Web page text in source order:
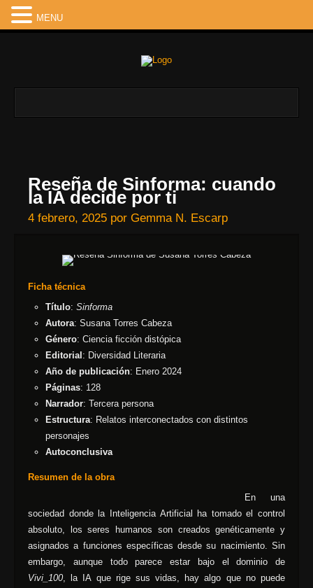
Reseña de Sinforma: cuando
la IA decide por ti
4 febrero, 2025 por Gemma N. Escarp
Ficha técnica
Título: Sinforma
Autora: Susana Torres Cabeza
Género: Ciencia ficción distópica
Editorial : Diversidad Literaria
Año de publicación: Enero 2024
Páginas: 128
Narrador: Tercera persona
Estructura: Relatos interconectados con distintos
personajes
Autoconclusiva
Resumen de la obra
En una
sociedad donde la Inteligencia Artificial ha tomado el control
absoluto, los seres humanos son creados genéticamente y
asignados a funciones específicas desde su nacimiento. Sin
embargo, aunque todo parece estar bajo el dominio de
Vivi_100, la IA que rige sus vidas, hay algo que no puede
MENU